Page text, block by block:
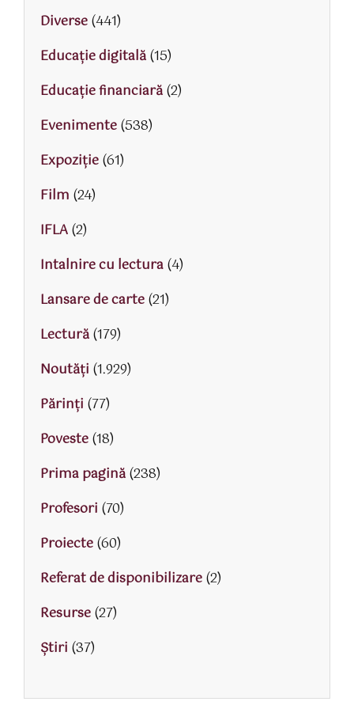
Diverse(441)
Educaţie digitală(15)
Educaţie financiară(2)
Evenimente(538)
Expoziție(61)
Film (24)
IFLA(2)
Intalnire cu lectura(4)
Lansare de carte(21)
Lectură(179)
Noutăți (1.929)
Părinţi (77)
Poveste(18)
Prima pagină(238)
Profesori (70)
Proiecte(60)
Referat de disponibilizare(2)
Resurse(27)
Știri (37)